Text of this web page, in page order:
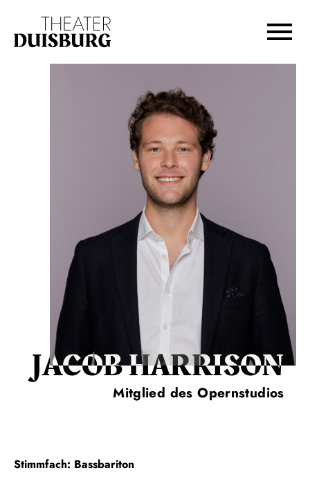
Zur Hauptnavigation springen
Zum Footer springen
JACOB HARRISON
Mitglied des Opernstudios
Stimmfach: Bassbariton